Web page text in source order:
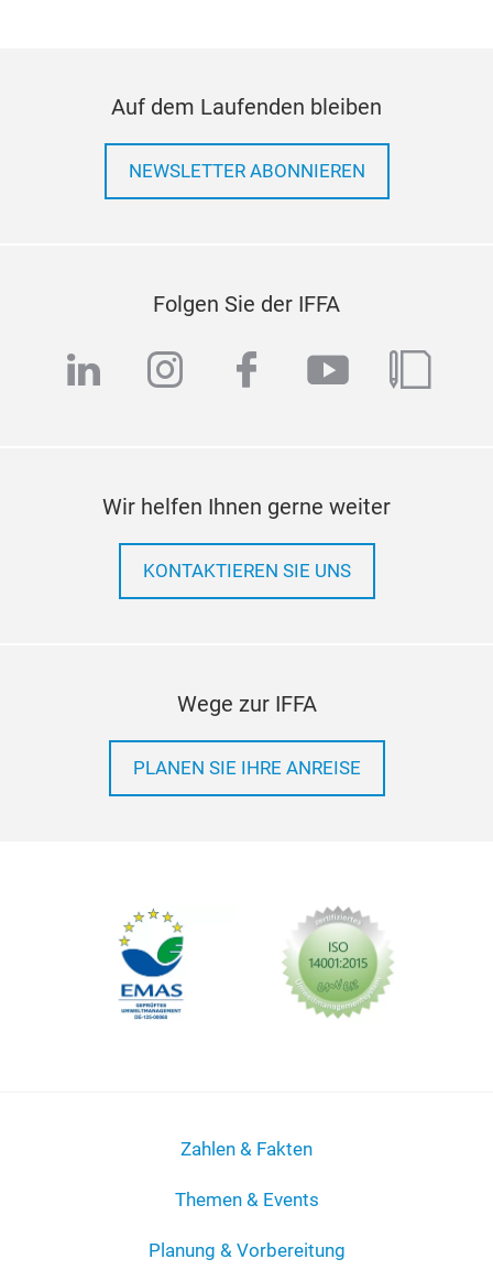
Auf dem Laufenden bleiben
NEWSLETTER ABONNIEREN
Folgen Sie der IFFA
linkedininstagram
facebook
youtube
blog
Wir helfen Ihnen gerne weiter
KONTAKTIEREN SIE UNS
Wege zur IFFA
PLANEN SIE IHRE ANREISE
Zahlen & Fakten
Themen & Events
Planung & Vorbereitung